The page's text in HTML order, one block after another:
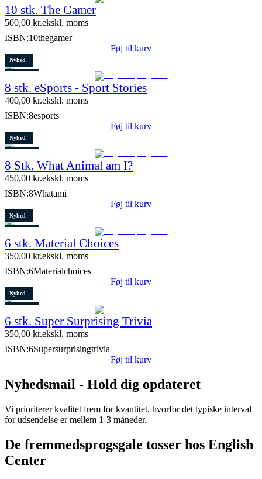
5 stk. tilbage
10 stk. The Gamer
500,00 kr.ekskl. moms
ISBN:10thegamer
Føj til kurv
Nyhed
6 stk. tilbage
8 stk. eSports - Sport Stories
400,00 kr.ekskl. moms
ISBN:8esports
Føj til kurv
Nyhed
10 stk. tilbage
8 Stk. What Animal am I?
450,00 kr.ekskl. moms
ISBN:8Whatami
Føj til kurv
Nyhed
5 stk. tilbage
6 stk. Material Choices
350,00 kr.ekskl. moms
ISBN:6Materialchoices
Føj til kurv
Nyhed
8 stk. tilbage
6 stk. Super Surprising Trivia
350,00 kr.ekskl. moms
ISBN:6Supersurprisingtrivia
Føj til kurv
Nyhedsmail - Hold dig opdateret
Vi prioriterer kvalitet frem for kvantitet, hvorfor det typiske interval
for udsendelse er mellem 1-3 måneder.
De fremmedsprogsgale tosser hos English
Center